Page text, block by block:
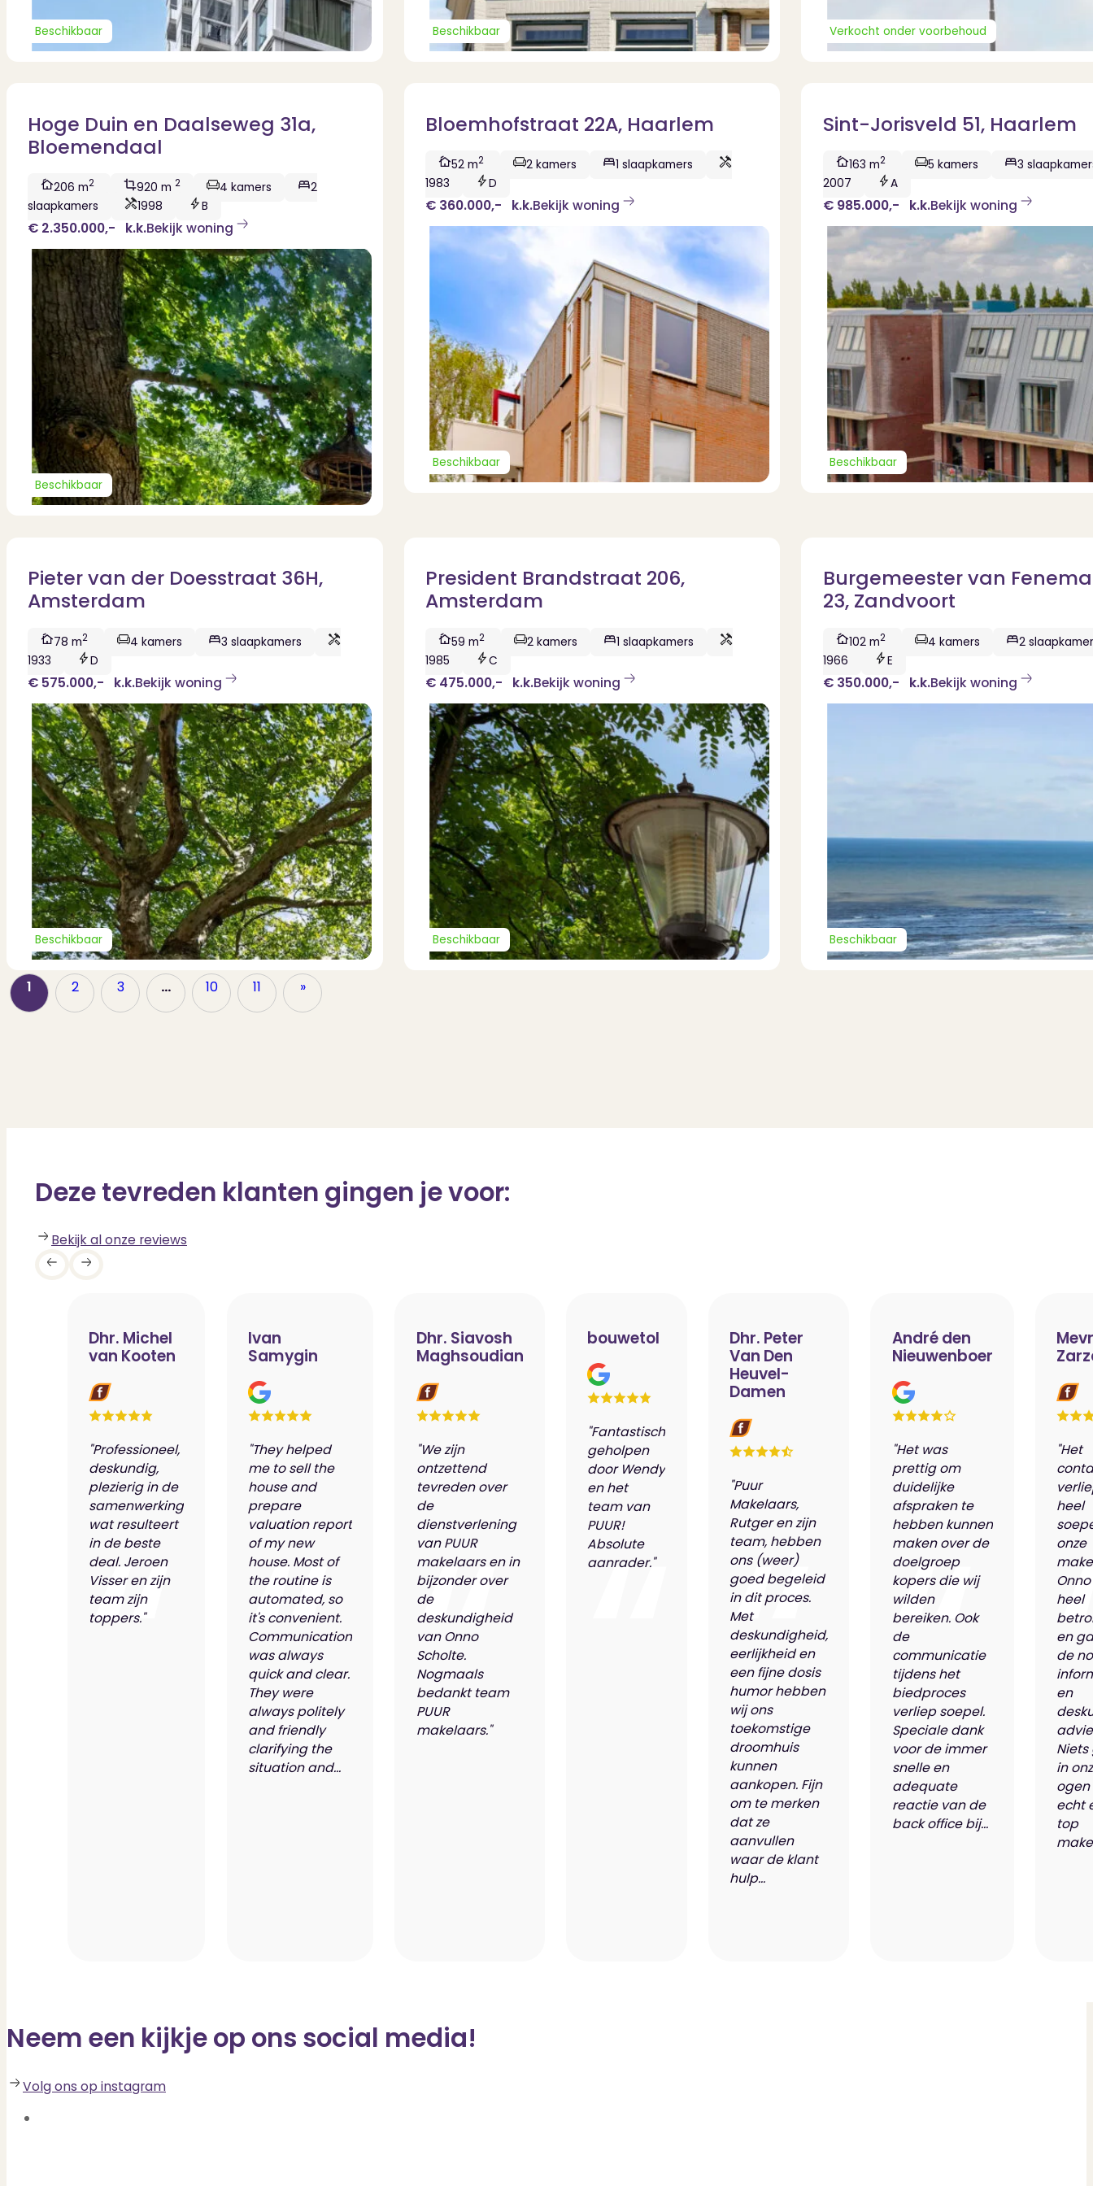
Bekijk Vestigingen
Beschikbaar Beschikbaar Verkocht onder voorbehoud
Hoge Duin en Daalseweg 31a,
Bloemendaal
206 m2 920 m2 4 kamers
2
slaapkamers
1998 B
€ 2.350.000,- k.k.Bekijk woning
Beschikbaar
Bloemhofstraat 22A, Haarlem
52 m2 2 kamers
1 slaapkamers
1983
D
€ 360.000,- k.k.Bekijk woning
Beschikbaar
Sint-Jorisveld 51, Haarlem
163 m2 5 kamers
3
2007
A
€ 985.000,- k.k.Bekijk woning
Beschikbaar
Pieter van der Doesstraat 36H,
Amsterdam
78 m2 4 kamers
3 slaapkamers
1933
D
€ 575.000,- k.k.Bekijk woning
Beschikbaar
President Brandstraat 206,
Amsterdam
59 m2 2 kamers
1 slaapkamers
1985
C
€ 475.000,- k.k.Bekijk woning
Beschikbaar
Burgemeester van
23, Zandvoort
102 m2 4 kamers
2
1966
E
€ 350.000,- k.k.Bekijk woning
Beschikbaar
1 2 3 … 10 11 »
Deze tevreden klanten gingen je voor:
Bekijk al onze reviews
Dhr. Michel
van Kooten
"Professioneel,
deskundig,
plezierig in de
samenwerking
wat resulteert
in de beste
deal. Jeroen
Visser en zijn
team zijn
toppers."
Ivan
Samygin
"They helped
me to sell the
house and
prepare
valuation report
of my new
house. Most of
the routine is
automated, so
it's convenient.
Communication
was always
quick and clear.
They were
always politely
and friendly
clarifying the
situation and...
Dhr. Siavosh
Maghsoudian
"We zijn
ontzettend
tevreden over
de
dienstverlening
van PUUR
makelaars en in
bijzonder over
de
deskundigheid
van Onno
Scholte.
Nogmaals
bedankt team
PUUR
makelaars."
bouwetol
"Fantastisch
geholpen
door Wendy
en het
team van
PUUR!
Absolute
aanrader."
Dhr. Peter
Van Den
Heuvel-
Damen
"Puur
Makelaars,
Rutger en zijn
team, hebben
ons (weer)
goed begeleid
in dit proces.
Met
deskundigheid,
eerlijkheid en
een fijne dosis
humor hebben
wij ons
toekomstige
droomhuis
kunnen
aankopen. Fijn
om te merken
dat ze
aanvullen
waar de klant
hulp...
André den
Nieuwenboer
"Het was
prettig om
duidelijke
afspraken te
hebben kunnen
maken over de
doelgroep
kopers die wij
wilden
bereiken. Ook
de
communicatie
tijdens het
biedproces
verliep soepel.
Speciale dank
voor de immer
snelle en
adequate
reactie van de
back office bij...
"Het
heel
onze
heel
en
de
en
in
ogen
echt
top
Neem een kijkje op ons social media!
Volg ons op instagram